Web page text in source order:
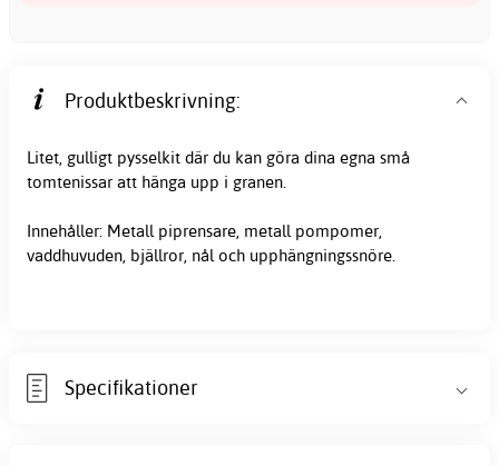
Produktbeskrivning:
Litet, gulligt pysselkit där du kan göra dina egna små
tomtenissar att hänga upp i granen.
Innehåller: Metall piprensare, metall pompomer,
vaddhuvuden, bjällror, nål och upphängningssnöre.
Specifikationer